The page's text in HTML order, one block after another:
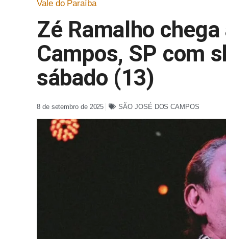
Vale do Paraíba
Zé Ramalho
Campos, SP com
sábado (13)
8 de setembro de 2025 SÃO JOSÉ DOS CAMPOS